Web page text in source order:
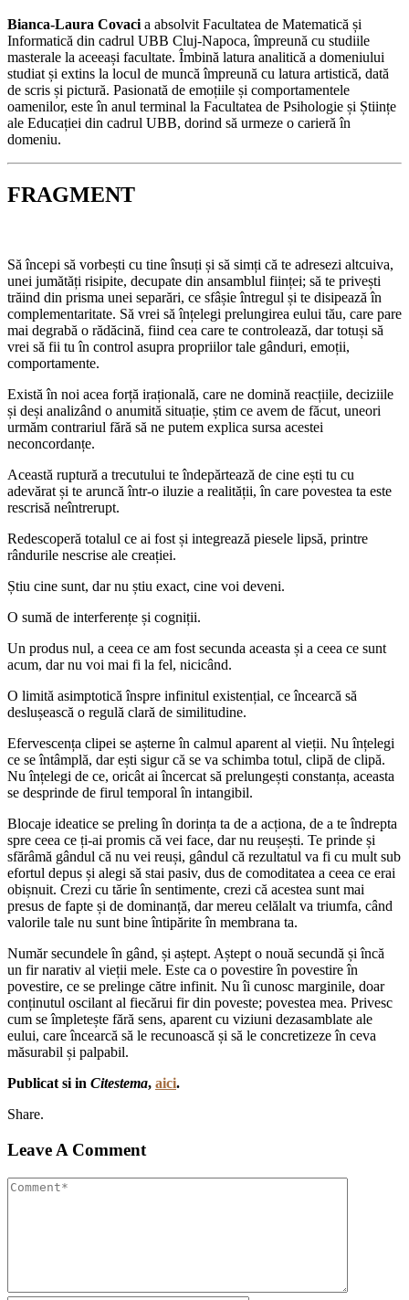
Bianca-Laura Covaci a absolvit Facultatea de Matematică și
Informatică din cadrul UBB Cluj-Napoca, împreună cu studiile
masterale la aceeași facultate. Îmbină latura analitică a domeniului
studiat și extins la locul de muncă împreună cu latura artistică, dată
de scris și pictură. Pasionată de emoțiile și comportamentele
oamenilor, este în anul terminal la Facultatea de Psihologie și Științe
ale Educației din cadrul UBB, dorind să urmeze o carieră în
domeniu.
FRAGMENT
Să începi să vorbești cu tine însuți și să simți că te adresezi altcuiva,
unei jumătăți risipite, decupate din ansamblul ființei; să te privești
trăind din prisma unei separări, ce sfâșie întregul și te disipează în
complementaritate. Să vrei să înțelegi prelungirea eului tău, care pare
mai degrabă o rădăcină, fiind cea care te controlează, dar totuși să
vrei să fii tu în control asupra propriilor tale gânduri, emoții,
comportamente.
Există în noi acea forță irațională, care ne domină reacțiile, deciziile
și deși analizând o anumită situație, știm ce avem de făcut, uneori
urmăm contrariul fără să ne putem explica sursa acestei
neconcordanțe.
Această ruptură a trecutului te îndepărtează de cine ești tu cu
adevărat și te aruncă într-o iluzie a realității, în care povestea ta este
rescrisă neîntrerupt.
Redescoperă totalul ce ai fost și integrează piesele lipsă, printre
rândurile nescrise ale creației.
Știu cine sunt, dar nu știu exact, cine voi deveni.
O sumă de interferențe și cogniții.
Un produs nul, a ceea ce am fost secunda aceasta și a ceea ce sunt
acum, dar nu voi mai fi la fel, nicicând.
O limită asimptotică înspre infinitul existențial, ce încearcă să
deslușească o regulă clară de similitudine.
Efervescența clipei se așterne în calmul aparent al vieții. Nu înțelegi
ce se întâmplă, dar ești sigur că se va schimba totul, clipă de clipă.
Nu înțelegi de ce, oricât ai încercat să prelungești constanța, aceasta
se desprinde de firul temporal în intangibil.
Blocaje ideatice se preling în dorința ta de a acționa, de a te îndrepta
spre ceea ce ți-ai promis că vei face, dar nu reușești. Te prinde și
sfărâmă gândul că nu vei reuși, gândul că rezultatul va fi cu mult sub
efortul depus și alegi să stai pasiv, dus de comoditatea a ceea ce erai
obișnuit. Crezi cu tărie în sentimente, crezi că acestea sunt mai
presus de fapte și de dominanță, dar mereu celălalt va triumfa, când
valorile tale nu sunt bine întipărite în membrana ta.
Număr secundele în gând, și aștept. Aștept o nouă secundă și încă
un fir narativ al vieții mele. Este ca o povestire în povestire în
povestire, ce se prelinge către infinit. Nu îi cunosc marginile, doar
conținutul oscilant al fiecărui fir din poveste; povestea mea. Privesc
cum se împletește fără sens, aparent cu viziuni dezasamblate ale
eului, care încearcă să le recunoască și să le concretizeze în ceva
măsurabil și palpabil.
Publicat si in Citestema, aici.
Share.
Leave A Comment